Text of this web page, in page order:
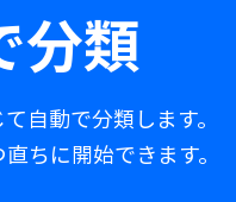
分類
自動で分類します。
ちに開始できます。